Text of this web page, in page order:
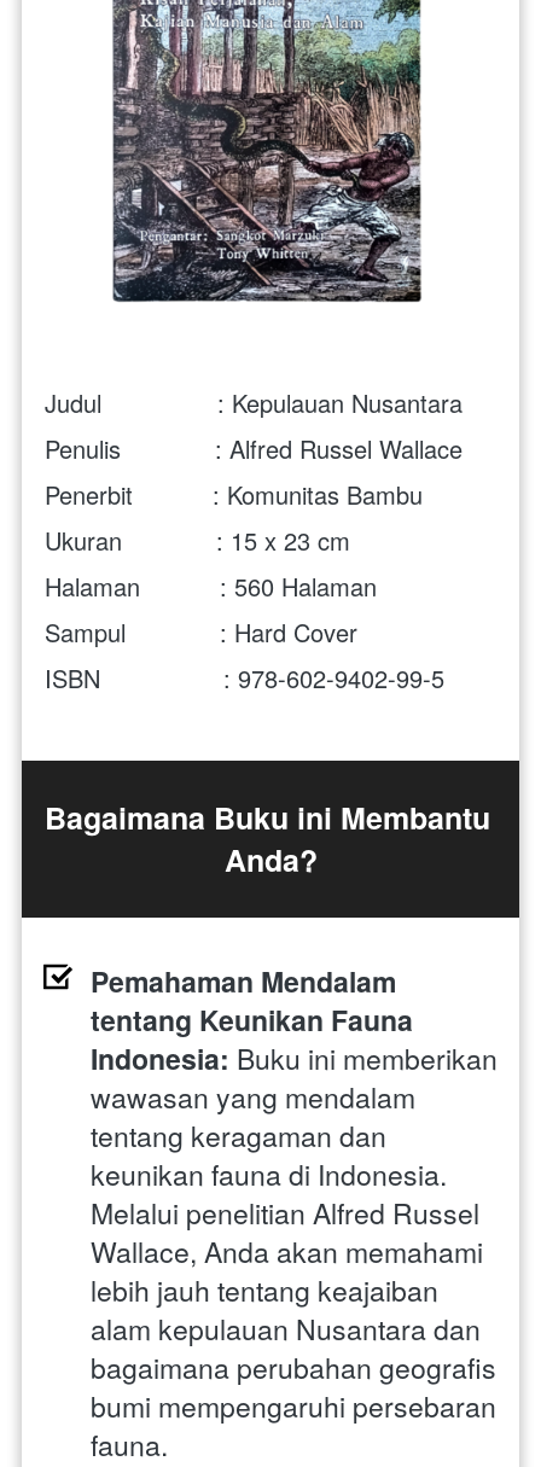
Judul                : Kepulauan Nusantara
Penulis             : Alfred Russel Wallace
Penerbit           : Komunitas Bambu
Ukuran             : 15 x 23 cm
Halaman           : 560 Halaman
Sampul             : Hard Cover
ISBN                 : 978-602-9402-99-5
Bagaimana Buku ini Membantu
Anda?
Pemahaman Mendalam
tentang Keunikan Fauna
Indonesia: Buku ini memberikan
wawasan yang mendalam
tentang keragaman dan
keunikan fauna di Indonesia.
Melalui penelitian Alfred Russel
Wallace, Anda akan memahami
lebih jauh tentang keajaiban
alam kepulauan Nusantara dan
bagaimana perubahan geografis
bumi mempengaruhi persebaran
fauna.